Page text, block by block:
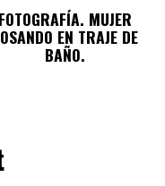
FOTOGRAFÍA. MUJER
EN TRAJE DE
BAÑO.